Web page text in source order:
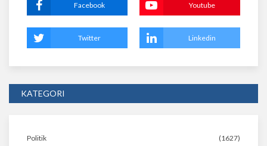
Facebook Youtube
Twitter Linkedin
KATEGORI
Politik (1627)